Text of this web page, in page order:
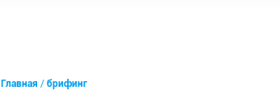
Главная брифинг